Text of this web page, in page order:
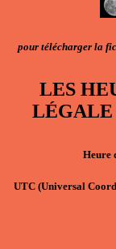
pour télécharger la
LES
LÉGALE
Heure
UTC(Universal